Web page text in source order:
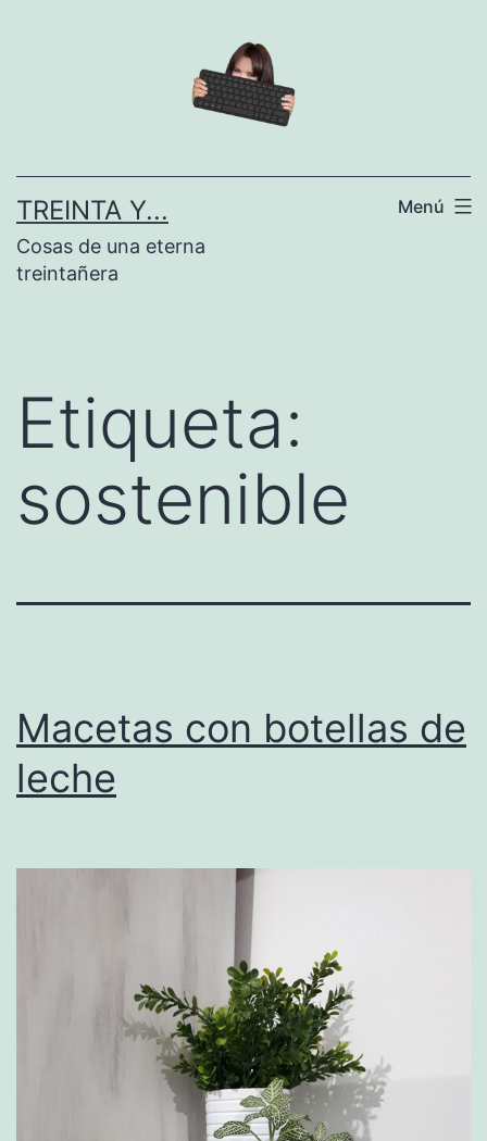
TREINTA Y...
Cosas de una eterna
treintañera
Menú
Etiqueta:
sostenible
Macetas con botellas de
leche